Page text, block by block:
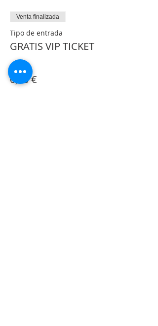
Venta finalizada
Tipo de entrada
GRATIS VIP TICKET
Precio
0,00 €